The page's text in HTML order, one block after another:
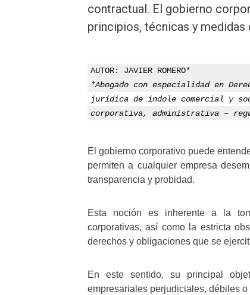
contractual. El gobierno
principios, técnicas y
AUTOR: JAVIER ROMERO*
*Abogado con especialidad en
jurídica de índole comercial y
corporativa, administrativa –
El gobierno corporativo puede
permiten a cualquier empresa
transparencia y probidad.
Esta noción es inherente a la
corporativas, así como la estricta
derechos y obligaciones que se
En este sentido, su principal
empresariales perjudiciales, débiles